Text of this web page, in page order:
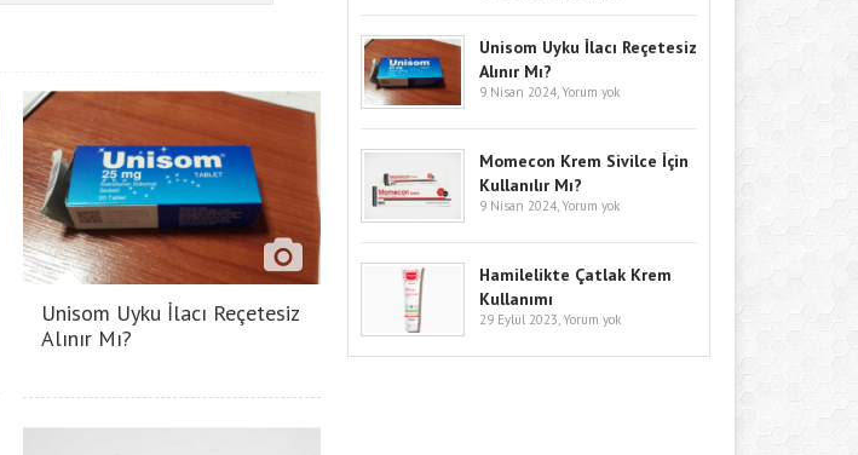
Unisom Uyku İlacı Reçetesiz
Alınır Mı?
Unisom Uyku İlacı Reçetesiz
Alınır Mı?
9 Nisan 2024, Yorum yok
Momecon Krem Sivilce İçin
Kullanılır Mı?
9 Nisan 2024, Yorum yok
Hamilelikte Çatlak Krem
Kullanımı
29 Eylül 2023, Yorum yok